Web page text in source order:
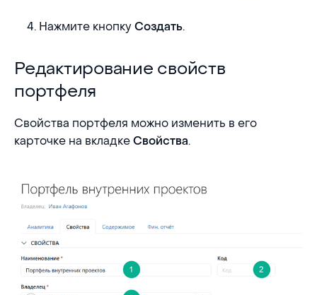
Нажмите кнопкуСоздать.
Редактирование свойств портфеля
Редактирование свойств
портфеля
Свойства портфеля можно изменить в его
карточке на вкладке Свойства.